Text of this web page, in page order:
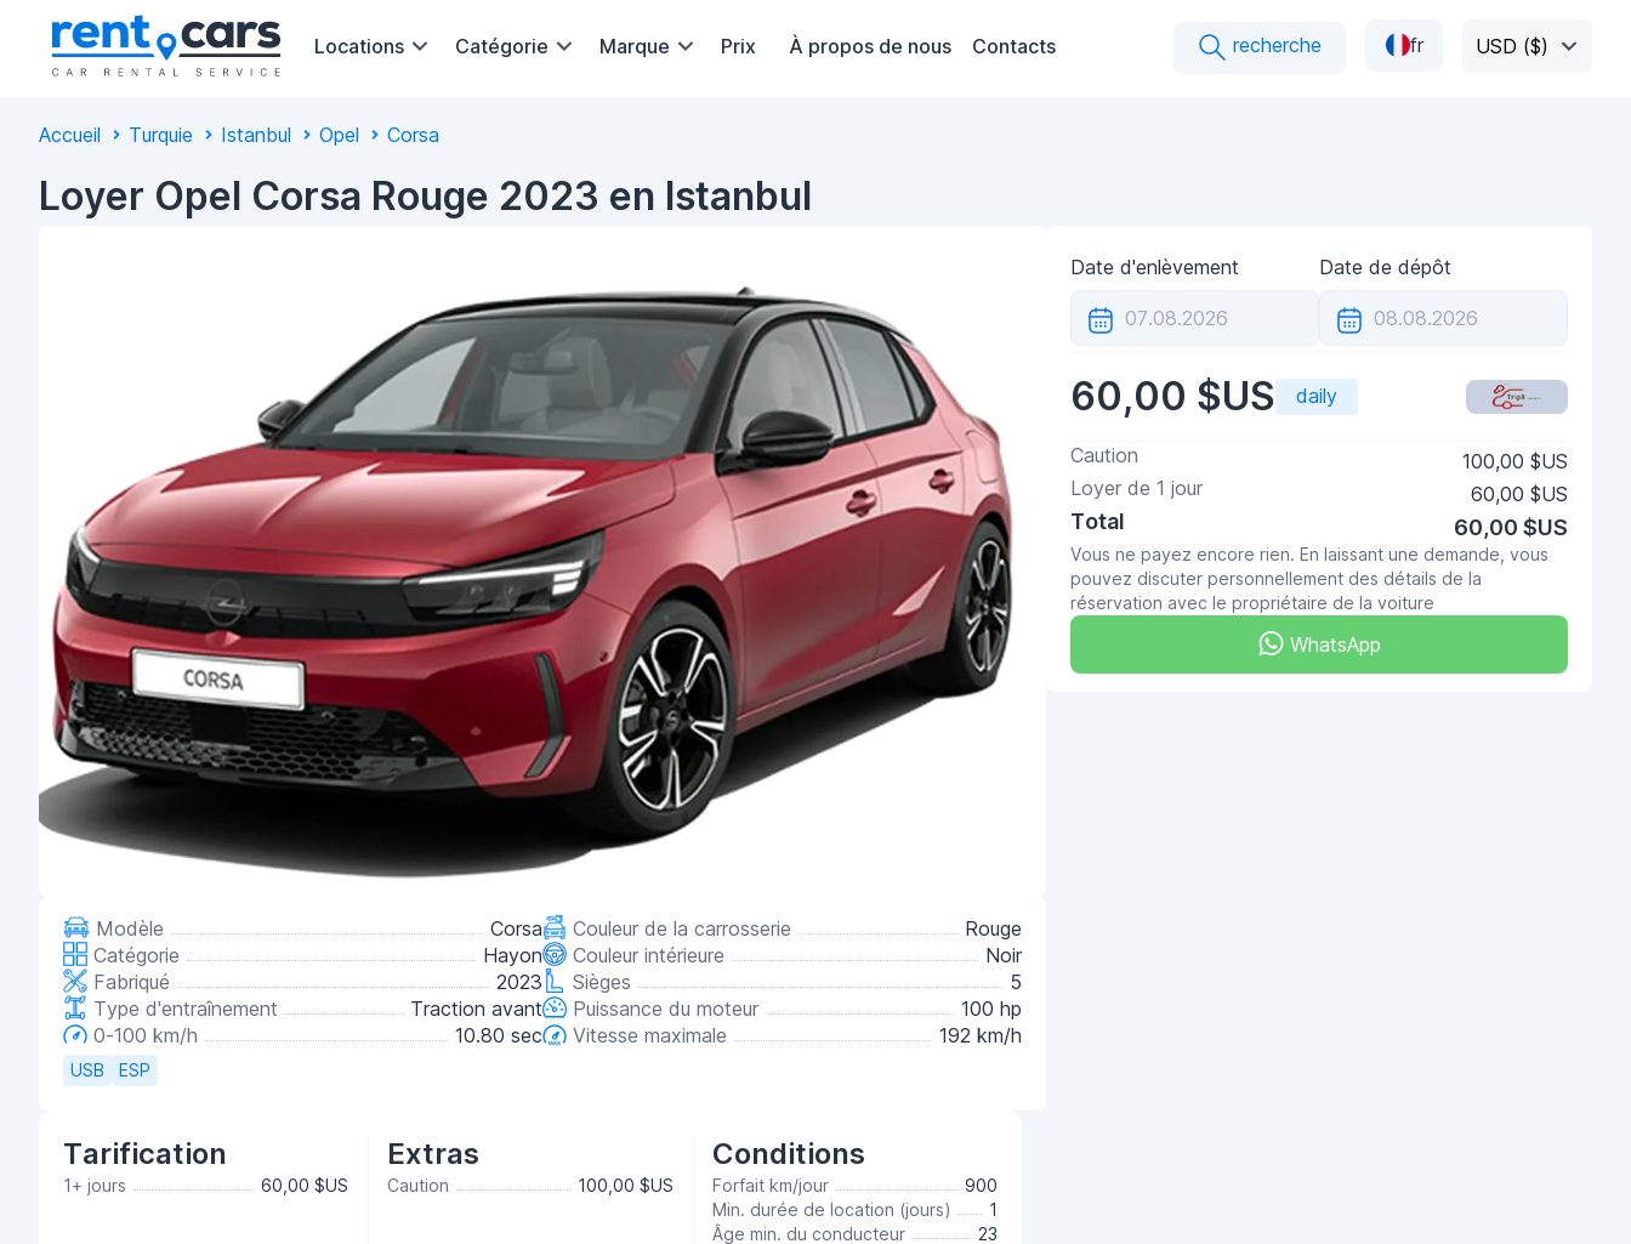
Locations Catégorie Marque Prix À propos de nous Contacts recherche fr USD ($)
Accueil Turquie Istanbul Opel Corsa
Loyer Opel Corsa Rouge 2023 en Istanbul
Modèle
Corsa
Catégorie
Hayon
Fabriqué
2023
Type d'entraînement
Traction avant
0-100 km/h
10.80 sec
Couleur de la carrosserie
Rouge
Couleur intérieure
Noir
Sièges
5
Puissance du moteur
100 hp
Vitesse maximale
192 km/h
USB ESP
Tarification
1+ jours 60,00 $US
Extras
Caution 100,00 $US
Conditions
Forfait km/jour
900
Min. durée de location (jours)
1
Âge min. du conducteur
23
Date d'enlèvement Date de dépôt
60,00 $US daily
Caution
100,00 $US
Loyer de 1 jour 60,00 $US
Total 60,00 $US
Vous ne payez encore rien. En laissant une demande, vous
pouvez discuter personnellement des détails de la
réservation avec le propriétaire de la voiture
WhatsApp